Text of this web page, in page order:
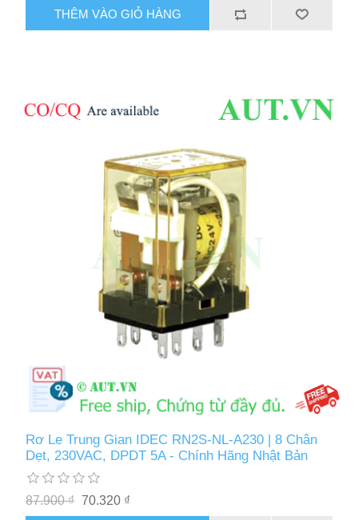
THÊM VÀO GIỎ HÀNG
Rơ Le Trung Gian IDEC RN2S-NL-A230 | 8 Chân
Dẹt, 230VAC, DPDT 5A - Chính Hãng Nhật Bản
87.900 ₫ 70.320 ₫